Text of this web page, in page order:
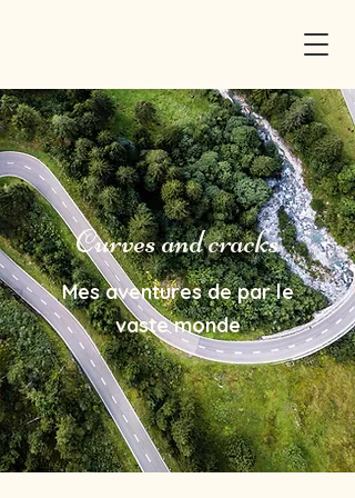
Curves and cracks
Mes aventures de par le
vaste monde